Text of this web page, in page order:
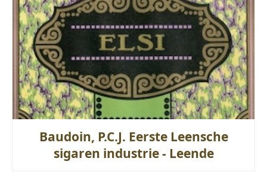
Baudoin, P.C.J. Eerste Leensche
sigaren industrie - Leende